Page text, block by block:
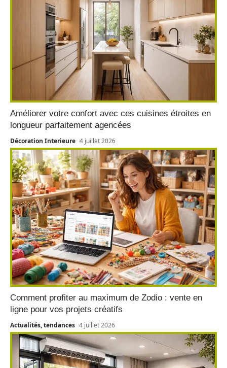
Améliorer votre confort avec ces cuisines étroites en
longueur parfaitement agencées
Décoration Interieure 4 juillet 2026
Comment profiter au maximum de Zodio : vente en
ligne pour vos projets créatifs
Actualités, tendances 4 juillet 2026